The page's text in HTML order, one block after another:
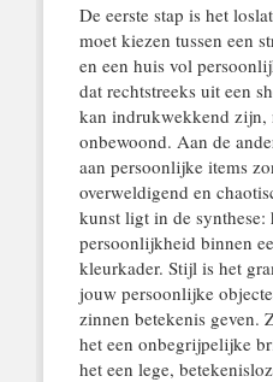
De eerste stap is het
moet kiezen tussen een
en een huis vol
dat rechtstreeks uit een
kan indrukwekkend zijn,
onbewoond. Aan de
aan persoonlijke items
overweldigend en
kunst ligt in de
persoonlijkheid binnen
kleurkader. Stijl is het
jouw persoonlijke
zinnen betekenis geven.
het een onbegrijpelijke
het een lege,